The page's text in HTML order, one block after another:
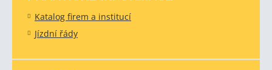
Katalog firem a institucí
Jízdní řády